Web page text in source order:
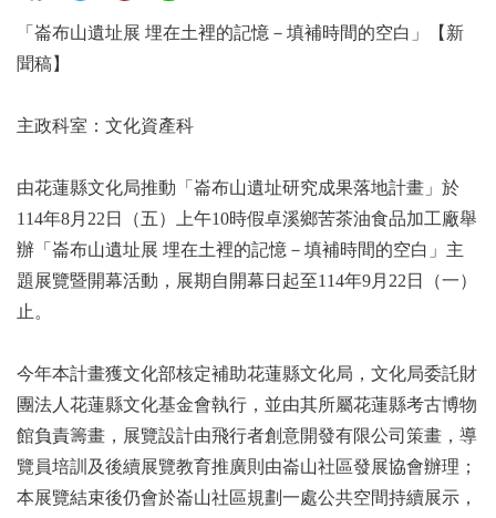
「崙布山遺址展 埋在土裡的記憶－填補時間的空白」【新
聞稿】
主政科室：文化資產科
由花蓮縣文化局推動「崙布山遺址研究成果落地計畫」於
114年8月22日（五）上午10時假卓溪鄉苦茶油食品加工廠舉
辦「崙布山遺址展 埋在土裡的記憶－填補時間的空白」主
題展覽暨開幕活動，展期自開幕日起至114年9月22日（一）
止。
今年本計畫獲文化部核定補助花蓮縣文化局，文化局委託財
團法人花蓮縣文化基金會執行，並由其所屬花蓮縣考古博物
館負責籌畫，展覽設計由飛行者創意開發有限公司策畫，導
覽員培訓及後續展覽教育推廣則由崙山社區發展協會辦理；
本展覽結束後仍會於崙山社區規劃一處公共空間持續展示，